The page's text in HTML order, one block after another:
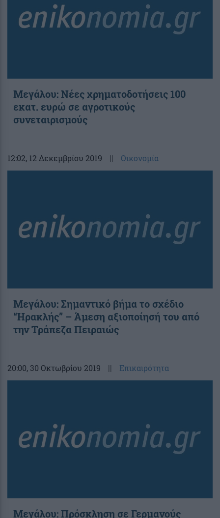
Μεγάλου: Νέες χρηματοδοτήσεις 100
εκατ. ευρώ σε αγροτικούς
συνεταιρισμούς
12:02, 12 Δεκεμβρίου 2019 || Οικονομία
Μεγάλου: Σημαντικό βήμα το σχέδιο
“Ηρακλής” – Άμεση αξιοποίησή του από
την Τράπεζα Πειραιώς
20:00, 30 Οκτωβρίου 2019 || Επικαιρότητα
Μεγάλου: Πρόσκληση σε Γερμανούς